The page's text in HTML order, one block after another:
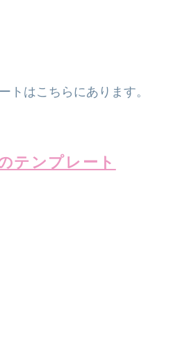
トはこちらにあります。
テンプレート